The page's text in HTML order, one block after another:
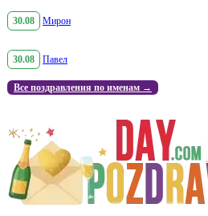
30.08 Мирон
30.08 Павел
Все поздравления по именам →